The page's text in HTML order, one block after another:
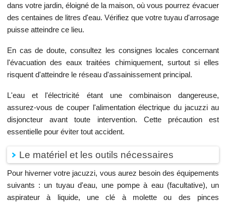
dans votre jardin, éloigné de la maison, où vous pourrez évacuer
des centaines de litres d'eau. Vérifiez que votre tuyau d'arrosage
puisse atteindre ce lieu.
En cas de doute, consultez les consignes locales concernant
l'évacuation des eaux traitées chimiquement, surtout si elles
risquent d'atteindre le réseau d'assainissement principal.
L'eau et l'électricité étant une combinaison dangereuse,
assurez-vous de couper l'alimentation électrique du jacuzzi au
disjoncteur avant toute intervention. Cette précaution est
essentielle pour éviter tout accident.
Le matériel et les outils nécessaires
Pour hiverner votre jacuzzi, vous aurez besoin des équipements
suivants : un tuyau d'eau, une pompe à eau (facultative), un
aspirateur à liquide, une clé à molette ou des pinces